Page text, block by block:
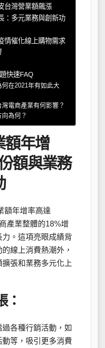
台灣營業額飆漲
：多元業務與創新功
情催化線上購物需求
快速FAQ
在2021年有如此大
電商產業有何影響？
為何？
額年增
額與業務
額年增率高達
產業整體的18%增
。這項亮眼成績背
線上消費熱潮外，
張和業務多元化上
：
過各種行銷活動，如
等，吸引更多消費